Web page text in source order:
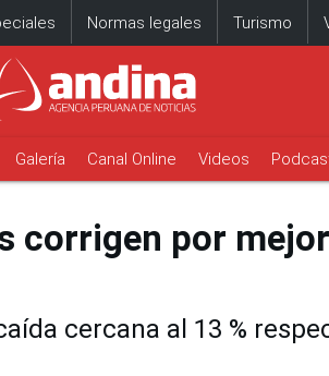
Normas legales Turismo
Galería Canal Online Videos
corrigen por
cercana al 13 %